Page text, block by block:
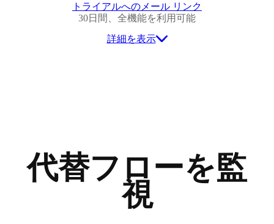
トライアルへのメール リンク
30日間、全機能を利用可能
詳細を表示
代替フローを監
視